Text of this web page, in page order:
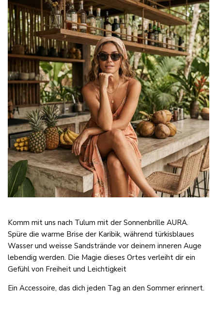
Komm mit uns nach Tulum mit der Sonnenbrille AURA.
Spüre die warme Brise der Karibik, während türkisblaues
Wasser und weisse Sandstrände vor deinem inneren Auge
lebendig werden. Die Magie dieses Ortes verleiht dir ein
Gefühl von Freiheit und Leichtigkeit
Ein Accessoire, das dich jeden Tag an den Sommer erinnert.